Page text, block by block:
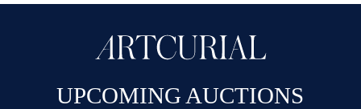
UPCOMING AUCTIONS